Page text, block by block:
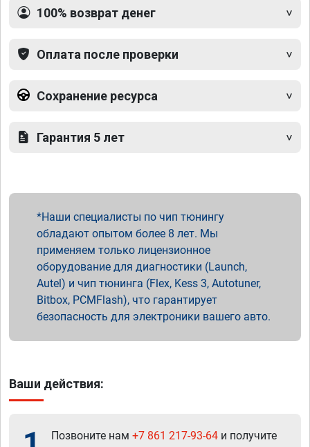
100% возврат денег
Оплата после проверки
Сохранение ресурса
Гарантия 5 лет
Наши специалисты по чип тюнингу
обладают опытом более 8 лет. Мы
применяем только лицензионное
оборудование для диагностики (Launch,
Autel) и чип тюнинга (Flex, Kess 3, Autotuner,
Bitbox, PCMFlash), что гарантирует
безопасность для электроники вашего авто.
Ваши действия:
Позвоните нам +7 861 217-93-64 и получите